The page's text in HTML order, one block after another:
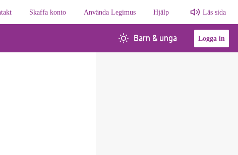
Skaffa konto Använda Legimus Hjälp Läs sida
Barn & unga Logga in